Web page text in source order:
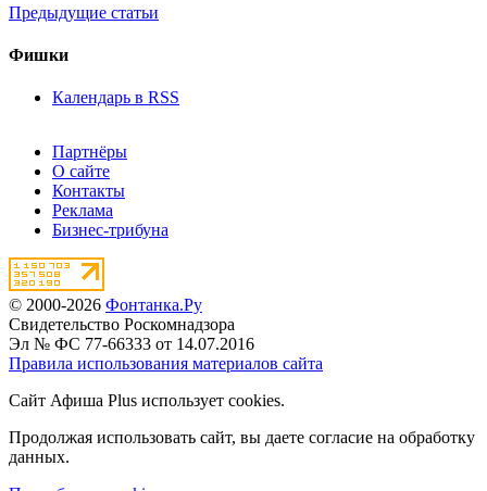
Предыдущие статьи
Фишки
Календарь в RSS
Партнёры
О сайте
Контакты
Реклама
Бизнес-трибуна
© 2000-2026 Фонтанка.Ру
Свидетельство Роскомнадзора
Эл № ФС 77-66333 от 14.07.2016
Правила использования материалов сайта
Сайт Афиша Plus использует cookies.
Продолжая использовать сайт, вы даете согласие на обработку
данных.